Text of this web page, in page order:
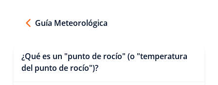
Guía Meteorológica
¿Qué es un "punto de rocío" (o "temperatura
del punto de rocío")?